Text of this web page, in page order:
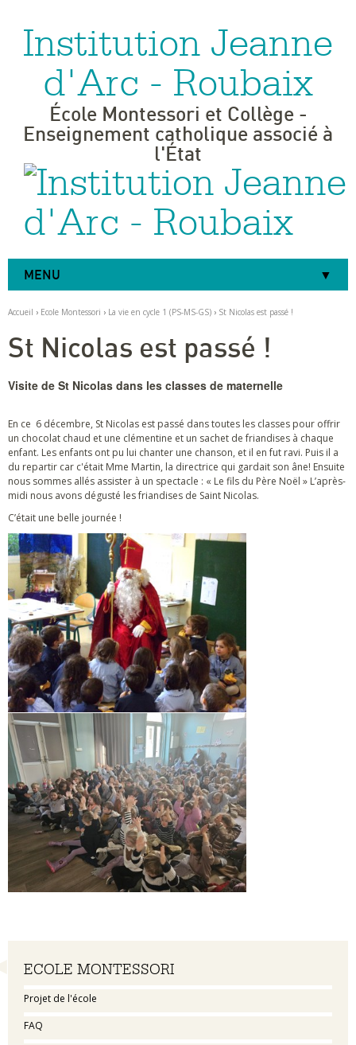
Outils
personnels
Institution Jeanne
d'Arc - Roubaix
École Montessori et Collège -
Enseignement catholique associé à
l'État
MENU
Accueil › Ecole Montessori › La vie en cycle 1 (PS-MS-GS) › St Nicolas est passé !
Navigation
ECOLE MONTESSORI
Projet de l'école
FAQ
St Nicolas est passé !
Visite de St Nicolas dans les classes de maternelle
En ce 6 décembre, St Nicolas est passé dans toutes les classes pour offrir
un chocolat chaud et une clémentine et un sachet de friandises à chaque
enfant. Les enfants ont pu lui chanter une chanson, et il en fut ravi. Puis il a
du repartir car c'était Mme Martin, la directrice qui gardait son âne! Ensuite
nous sommes allés assister à un spectacle : « Le fils du Père Noël » L’après-
midi nous avons dégusté les friandises de Saint Nicolas.
C’était une belle journée !